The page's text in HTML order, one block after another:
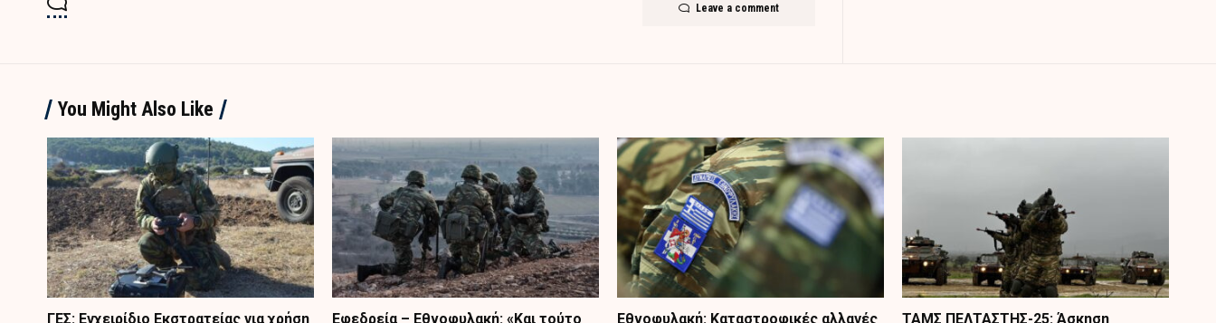
Leave a comment
You Might Also Like
ΓΕΣ: Εγχειρίδιο Εκστρατείας για χρήση
Εφεδρεία – Εθνοφυλακή: «Και τούτο
Εθνοφυλακή: Καταστροφικές αλλαγές
ΤΑΜΣ ΠΕΛΤΑΣΤΗΣ-25: Άσκηση